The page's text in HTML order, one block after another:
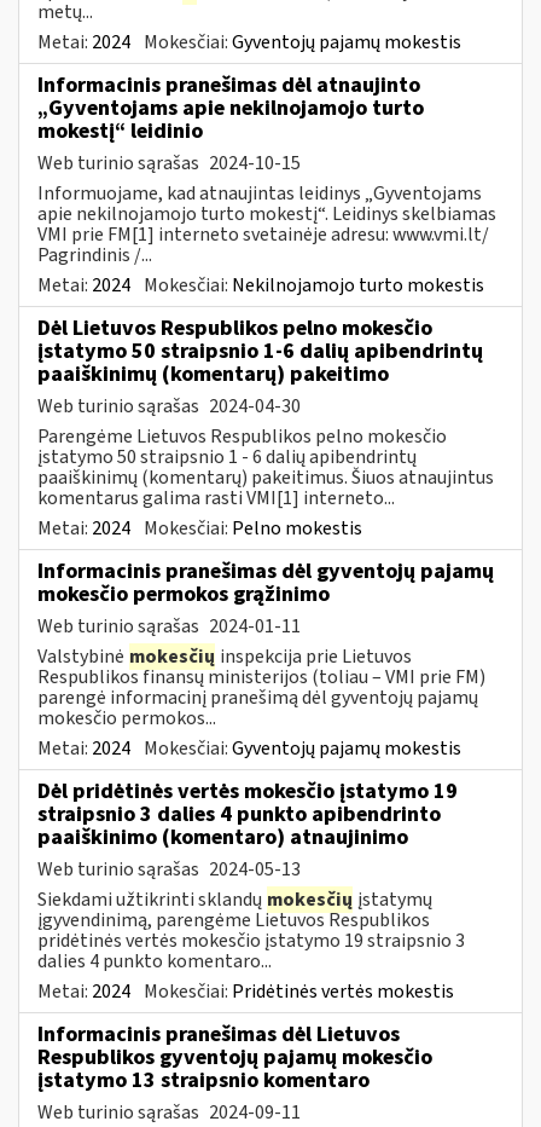
metų...
Metai: 2024 Mokesčiai:Gyventojų pajamų mokestis
Informacinis pranešimas dėl atnaujinto
„Gyventojams apie nekilnojamojo turto
mokestį“ leidinio
Web turinio sąrašas 2024-10-15
Informuojame, kad atnaujintas leidinys „Gyventojams
apie nekilnojamojo turto mokestį“. Leidinys skelbiamas
VMI prie FM[1] interneto svetainėje adresu: www.vmi.lt/
Pagrindinis /...
Metai: 2024 Mokesčiai: Nekilnojamojo turto mokestis
Dėl Lietuvos Respublikos pelno mokesčio
įstatymo 50 straipsnio 1-6 dalių apibendrintų
paaiškinimų (komentarų) pakeitimo
Web turinio sąrašas 2024-04-30
Parengėme Lietuvos Respublikos pelno mokesčio
įstatymo 50 straipsnio 1 - 6 dalių apibendrintų
paaiškinimų (komentarų) pakeitimus. Šiuos atnaujintus
komentarus galima rasti VMI[1] interneto...
Metai: 2024 Mokesčiai: Pelno mokestis
Informacinis pranešimas dėl gyventojų pajamų
mokesčio permokos grąžinimo
Web turinio sąrašas 2024-01-11
Valstybinė mokesčių inspekcija prie Lietuvos
Respublikos finansų ministerijos (toliau – VMI prie FM)
parengė informacinį pranešimą dėl gyventojų pajamų
mokesčio permokos...
Metai: 2024 Mokesčiai:Gyventojų pajamų mokestis
Dėl pridėtinės vertės mokesčio įstatymo 19
straipsnio 3 dalies 4 punkto apibendrinto
paaiškinimo (komentaro) atnaujinimo
Web turinio sąrašas 2024-05-13
Siekdami užtikrinti sklandų mokesčių įstatymų
įgyvendinimą, parengėme Lietuvos Respublikos
pridėtinės vertės mokesčio įstatymo 19 straipsnio 3
dalies 4 punkto komentaro...
Metai: 2024 Mokesčiai: Pridėtinės vertės mokestis
Informacinis pranešimas dėl Lietuvos
Respublikos gyventojų pajamų mokesčio
įstatymo 13 straipsnio komentaro
Web turinio sąrašas 2024-09-11